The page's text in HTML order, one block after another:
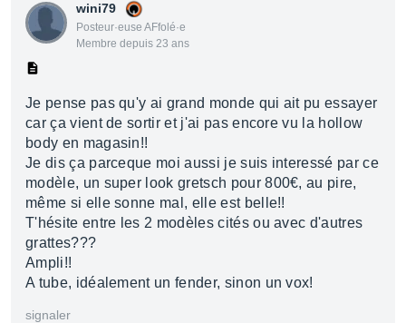
wini79
Posteur·euse AFfolé·e
Membre depuis 23 ans
Je pense pas qu'y ai grand monde qui ait pu essayer
car ça vient de sortir et j'ai pas encore vu la hollow
body en magasin!!
Je dis ça parceque moi aussi je suis interessé par ce
modèle, un super look gretsch pour 800€, au pire,
même si elle sonne mal, elle est belle!!
T'hésite entre les 2 modèles cités ou avec d'autres
grattes???
Ampli!!
A tube, idéalement un fender, sinon un vox!
signaler